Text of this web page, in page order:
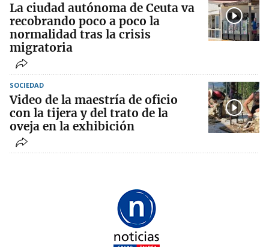
La ciudad autónoma de Ceuta va
recobrando poco a poco la
normalidad tras la crisis
migratoria
SOCIEDAD
Video de la maestría de oficio
con la tijera y del trato de la
oveja en la exhibición